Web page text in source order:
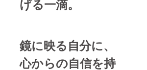
げる一滴。
鏡に映る自分に、
心からの自信を持